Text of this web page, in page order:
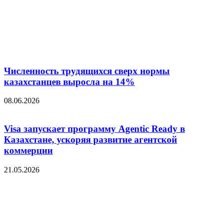
Численность трудящихся сверх нормы
казахстанцев выросла на 14%
08.06.2026
Visa запускает программу Agentic Ready в
Казахстане, ускоряя развитие агентской
коммерции
21.05.2026